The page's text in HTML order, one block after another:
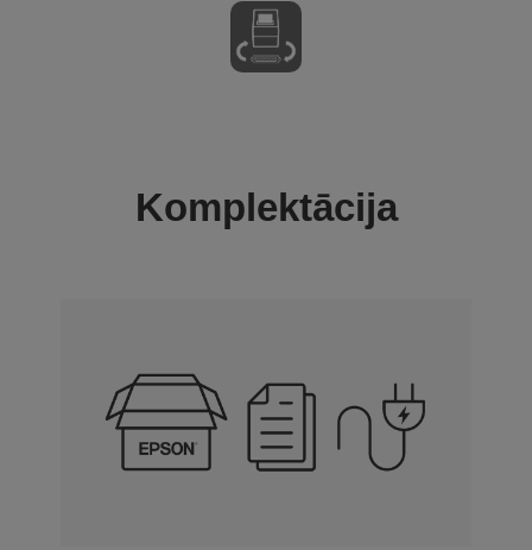
Komplektācija